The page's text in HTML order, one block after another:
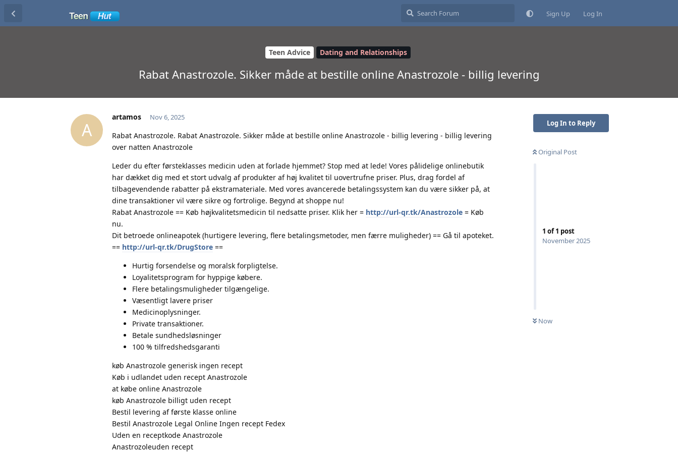
Sign Up Log In
Teen Advice Dating and Relationships
Rabat Anastrozole. Sikker måde at bestille online Anastrozole - billig levering
Log In to Reply
Original Post
1 of1 post
November 2025
Now
A
artamos Nov 6, 2025
Rabat Anastrozole. Rabat Anastrozole. Sikker måde at bestille online Anastrozole - billig levering - billig levering
over natten Anastrozole
Leder du efter førsteklasses medicin uden at forlade hjemmet? Stop med at lede! Vores pålidelige onlinebutik
har dækket dig med et stort udvalg af produkter af høj kvalitet til uovertrufne priser. Plus, drag fordel af
tilbagevendende rabatter på ekstramateriale. Med vores avancerede betalingssystem kan du være sikker på, at
dine transaktioner vil være sikre og fortrolige. Begynd at shoppe nu!
Rabat Anastrozole == Køb højkvalitetsmedicin til nedsatte priser. Klik her = http://url-qr.tk/Anastrozole = Køb
nu.
Dit betroede onlineapotek (hurtigere levering, flere betalingsmetoder, men færre muligheder) == Gå til apoteket.
== http://url-qr.tk/DrugStore ==
Hurtig forsendelse og moralsk forpligtelse.
Loyalitetsprogram for hyppige købere.
Flere betalingsmuligheder tilgængelige.
Væsentligt lavere priser
Medicinoplysninger.
Private transaktioner.
Betale sundhedsløsninger
100 % tilfredshedsgaranti
køb Anastrozole generisk ingen recept
Køb i udlandet uden recept Anastrozole
at købe online Anastrozole
køb Anastrozole billigt uden recept
Bestil levering af første klasse online
Bestil Anastrozole Legal Online Ingen recept Fedex
Uden en receptkode Anastrozole
Anastrozoleuden recept